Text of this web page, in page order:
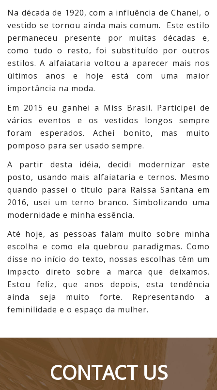
Na década de 1920, com a influência de Chanel, o
vestido se tornou ainda mais comum. Este estilo
permaneceu presente por muitas décadas e,
como tudo o resto, foi substituído por outros
estilos. A alfaiataria voltou a aparecer mais nos
últimos anos e hoje está com uma maior
importância na moda.
Em 2015 eu ganhei a Miss Brasil. Participei de
vários eventos e os vestidos longos sempre
foram esperados. Achei bonito, mas muito
pomposo para ser usado sempre.
A partir desta idéia, decidi modernizar este
posto, usando mais alfaiataria e ternos. Mesmo
quando passei o título para Raissa Santana em
2016, usei um terno branco. Simbolizando uma
modernidade e minha essência.
Até hoje, as pessoas falam muito sobre minha
escolha e como ela quebrou paradigmas. Como
disse no início do texto, nossas escolhas têm um
impacto direto sobre a marca que deixamos.
Estou feliz, que anos depois, esta tendência
ainda seja muito forte. Representando a
feminilidade e o espaço da mulher.
CONTACT US